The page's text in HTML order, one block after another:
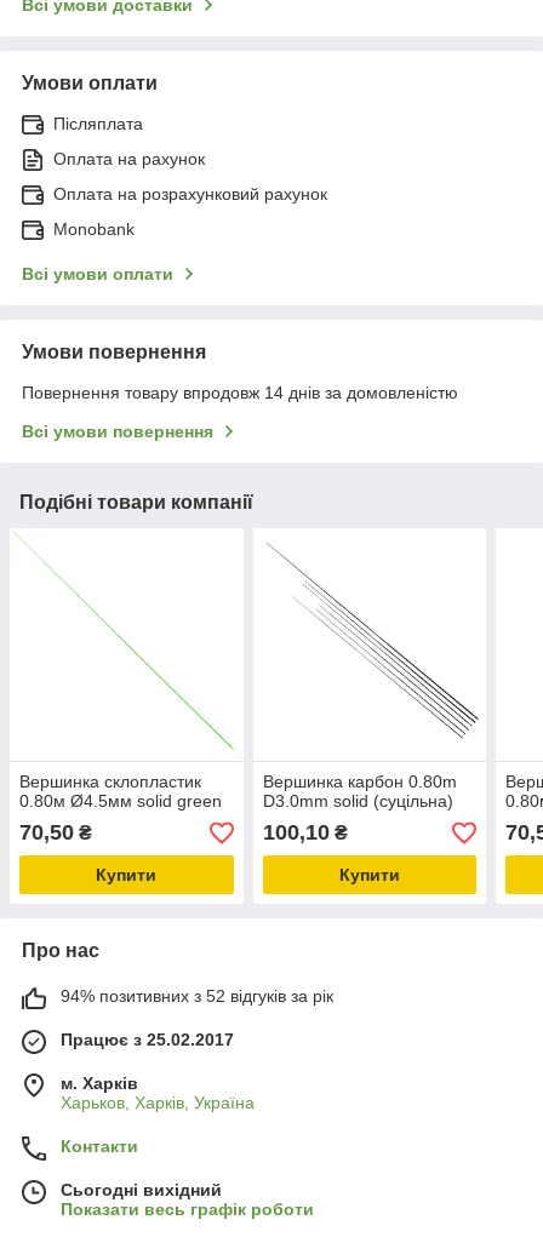
Всі умови доставки
Умови оплати
Післяплата
Оплата на рахунок
Оплата на розрахунковий рахунок
Monobank
Всі умови оплати
Умови повернення
Повернення товару впродовж 14 днів за домовленістю
Всі умови повернення
Подібні товари компанії
Вершинка склопластик
0.80м Ø4.5мм solid green
70,50 ₴
Купити
Вершинка карбон 0.80m
D3.0mm solid (суцільна)
100,10₴
Купити
Про нас
94% позитивних з 52 відгуків за рік
Працює з 25.02.2017
м. Харків
Харьков, Харків, Україна
Контакти
Сьогодні вихідний
Показати весь графік роботи